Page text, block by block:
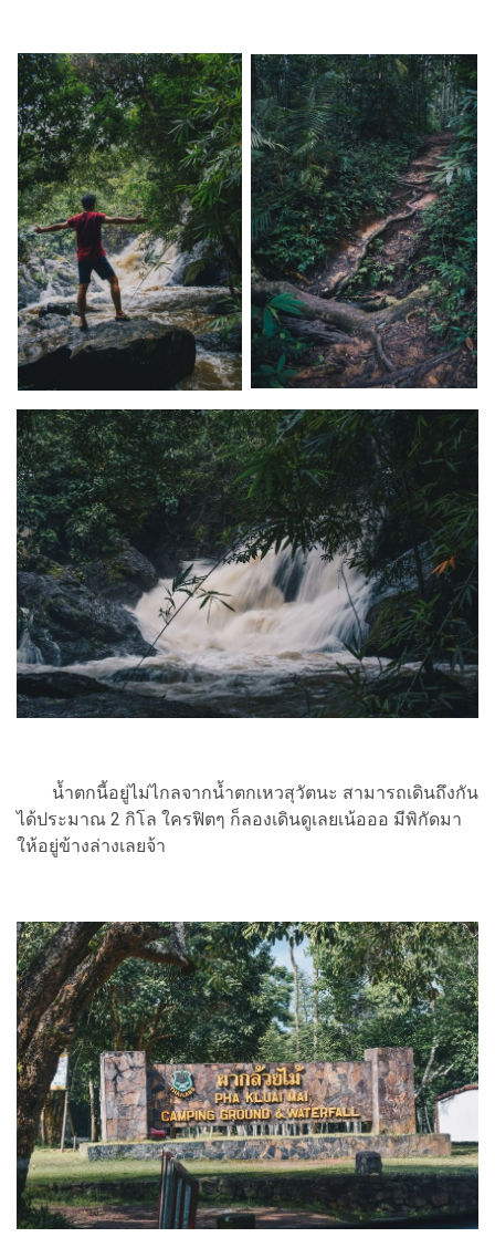
น้ำตกนี้อยู่ไม่ไกลจากน้ำตกเหวสุวัตนะ สามารถเดินถึงกัน
ได้ประมาณ 2 กิโล ใครฟิตๆ ก็ลองเดินดูเลยเน้อออ มีพิกัดมา
ให้อยู่ข้างล่างเลยจ้า